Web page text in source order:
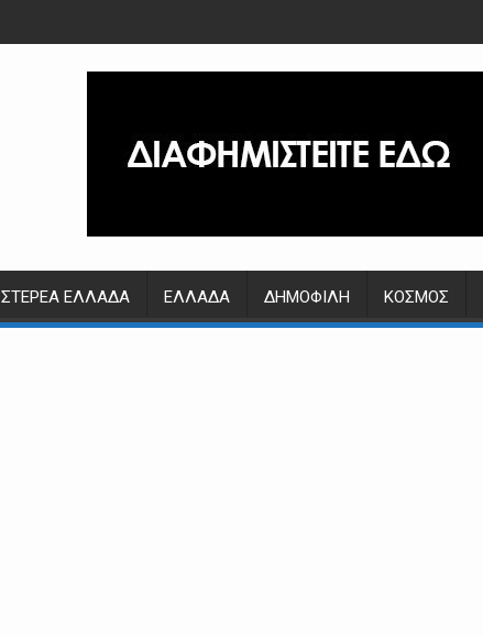
ΣΤΕΡΕΆ ΕΛΛΆΔΑ ΕΛΛΆΔΑ ΔΗΜΟΦΙΛΉ ΚΌΣΜΟΣ